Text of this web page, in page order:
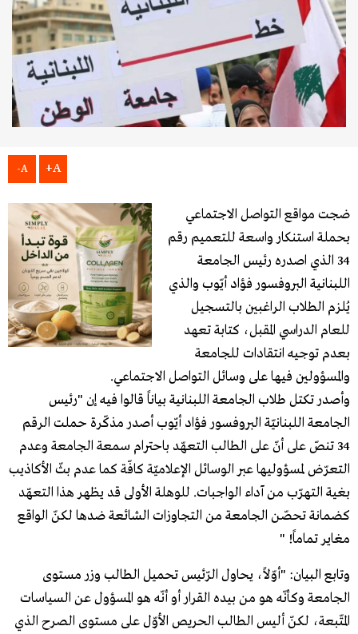
A+
A-
ضجت مواقع التواصل الاجتماعي
بحملة استنكار واسعة للتعميم رقم
34 الذي اصدره رئيس الجامعة
اللبنانية البروفسور فؤاد أيّوب والذي
يُلزم الطلاب الراغبين بالتسجيل
للعام الدراسي المقبل، كتابة تعهد
بعدم توجيه انتقادات للجامعة
والمسؤولين فيها على وسائل التواصل الاجتماعي.
وأصدر تكتل طلاب الجامعة اللبنانية بياناً قالوا فيه إن "رئيس
الجامعة اللبنانيّة البروفسور فؤاد أيّوب أصدر مذكّرة حملت الرقم
34 تنصّ على أنّ على الطالب التعهّد باحترام سمعة الجامعة وعدم
التعرّض لمسؤوليها عبر الوسائل الإعلاميّة كافّة كما عدم بثّ الأكاذيب
بغية التهرّب من آداء الواجبات. للوهلة الأولى قد يظهر هذا التعهّد
كضمانة تحصّن الجامعة من التجاوزات الشائعة ضدها لكنّ الواقع
مغاير تماماً! "
وتابع البيان: "أوّلاً، يحاول الرّئيس تحميل الطالب وزر مستوى
الجامعة وكأنّه هو من بيده القرار أو أنّه هو المسؤول عن السياسات
المتّبعة، لكنّ أليس الطالب الحريص الأوّل على مستوى الصرح الذي